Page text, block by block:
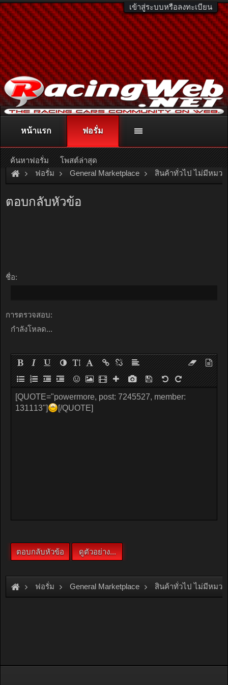
เข้าสู่ระบบหรือลงทะเบียน
ติดต่อลงโฆษณา racingweb@gmail.comหรือโทร. 081-811-1138
หรืออ่านรายละเอียดเพิ่มเติม คลิกที่นี่
ฟอรั่ม General Marketplace สินค้าทั่วไป ไม่มีหมว
ตอบกลับหัวข้อ
ชื่อ:
การตรวจสอบ:
กำลังโหลด...
ฟอรั่ม General Marketplace สินค้าทั่วไป ไม่มีหมว
หน้าแรก ฟอรั่ม
ค้นหาฟอรั่ม โพสต์ล่าสุด